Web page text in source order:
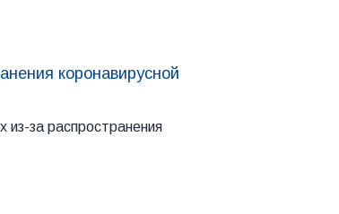
коронавирусной
за распространения